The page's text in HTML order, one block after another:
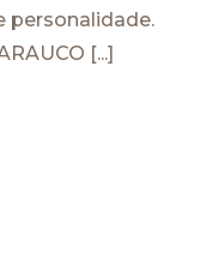
personalidade.
[...]